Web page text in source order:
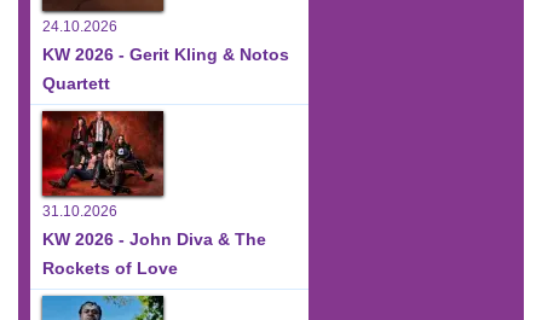
24.10.2026
KW 2026 - Gerit Kling & Notos
Quartett
31.10.2026
KW 2026 - John Diva & The
Rockets of Love